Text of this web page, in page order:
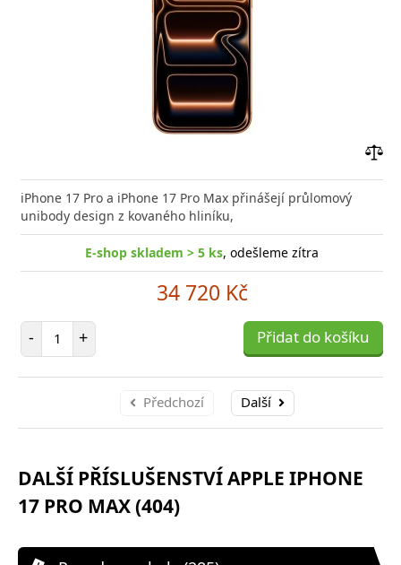
iPhone 17 Pro a iPhone 17 Pro Max přinášejí průlomový
unibody design z kovaného hliníku,
E-shop skladem > 5 ks, odešleme zítra
34 720 Kč
- Počet položek
+ Přidat do košíku
Předchozí Další
DALŠÍ PŘÍSLUŠENSTVÍ APPLE IPHONE
17 PRO MAX (404)